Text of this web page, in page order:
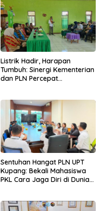
Listrik Hadir, Harapan
Tumbuh: Sinergi Kementerian
dan PLN Percepat
Sentuhan Hangat PLN UPT
Kupang: Bekali Mahasiswa
PKL Cara Jaga Diri di Dunia